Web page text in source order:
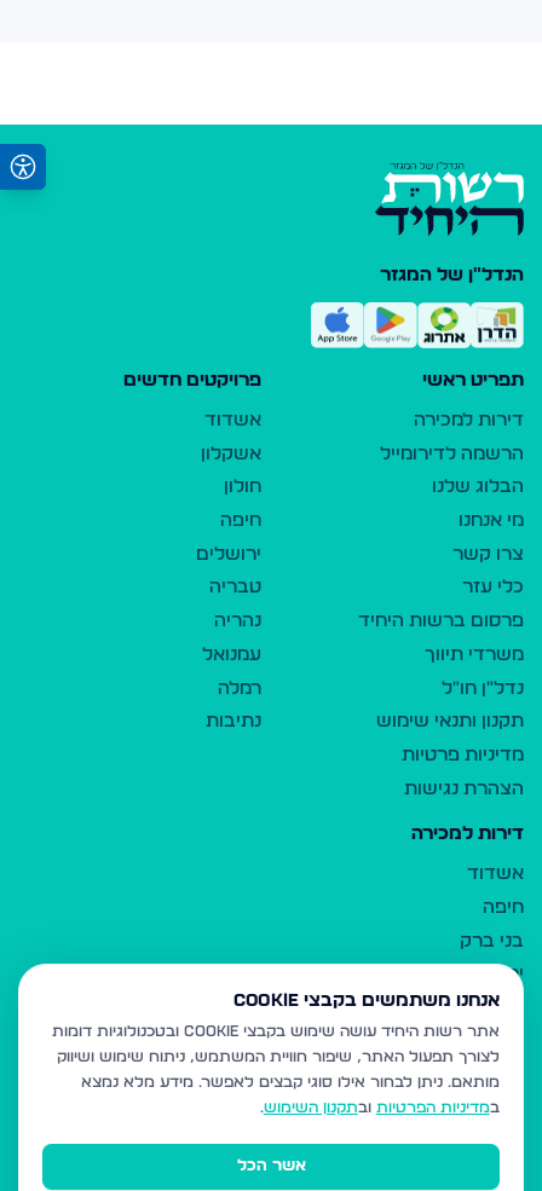
הנדל"ן של המגזר
תפריט ראשי
דירות למכירה
הרשמה לדירומייל
הבלוג שלנו
מי אנחנו
צרו קשר
כלי עזר
פרסום ברשות היחיד
משרדי תיווך
נדל"ן חו"ל
תקנון ותנאי שימוש
מדיניות פרטיות
הצהרת נגישות
פרויקטים חדשים
אשדוד
אשקלון
חולון
חיפה
ירושלים
טבריה
נהריה
עמנואל
רמלה
נתיבות
דירות למכירה
אשדוד
חיפה
בני ברק
ירושלים
אלעד
גבעת זאב
בית שמש
רכסים
מודיעין עילית
אנחנו משתמשים בקבצי Cookie
אתר רשות היחיד עושה שימוש בקבצי Cookie ובטכנולוגיות דומות
לצורך תפעול האתר, שיפור חוויית המשתמש, ניתוח שימוש ושיווק
מותאם. ניתן לבחור אילו סוגי קבצים לאפשר. מידע מלא נמצא
במדיניות הפרטיות ובתקנון השימוש.
אשר הכל